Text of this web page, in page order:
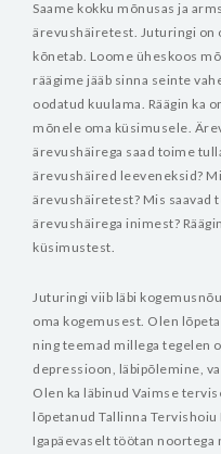
Saame kokku mõnusas ja
ärevushäiretest. Juturingi on
kõnetab. Loome üheskoos
räägime jääb sinna seinte
oodatud kuulama. Räägin ka
mõnele oma küsimusele.
ärevushäirega saad toime
ärevushäired leeveneksid?
ärevushäiretest? Mis saavad
ärevushäirega inimest?
küsimustest.
Juturingi viib läbi
oma kogemusest. Olen
ning teemad millega tegelen
depressioon, läbipõlemine,
Olen ka läbinud Vaimse
lõpetanud Tallinna
Igapäevaselt töötan